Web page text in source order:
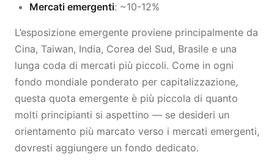
Mercati emergenti: ~10-12%
L’esposizione emergente proviene principalmente da
Cina, Taiwan, India, Corea del Sud, Brasile e una
lunga coda di mercati più piccoli. Come in ogni
fondo mondiale ponderato per capitalizzazione,
questa quota emergente è più piccola di quanto
molti principianti si aspettino — se desideri un
orientamento più marcato verso i mercati emergenti,
dovresti aggiungere un fondo dedicato.